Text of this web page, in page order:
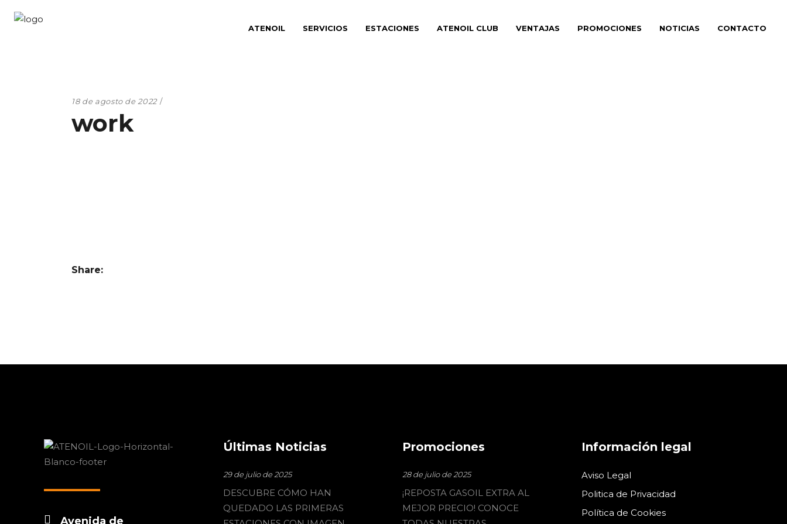
ATENOIL SERVICIOS ESTACIONES ATENOIL CLUB VENTAJAS PROMOCIONES NOTICIAS CONTACTO
18 de agosto de 2022
work
Share:
Avenida de
Últimas Noticias
29 de julio de 2025
DESCUBRE CÓMO HAN
QUEDADO LAS PRIMERAS
Promociones
28 de julio de 2025
¡REPOSTA GASOIL EXTRA AL
MEJOR PRECIO! CONOCE
Información legal
Aviso Legal
Politica de Privacidad
Política de Cookies